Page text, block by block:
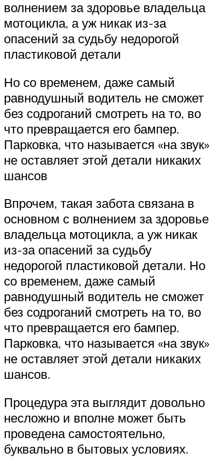
волнением за здоровье владельца
мотоцикла, а уж никак из-за
опасений за судьбу недорогой
пластиковой детали
Но со временем, даже самый
равнодушный водитель не сможет
без содроганий смотреть на то, во
что превращается его бампер.
Парковка, что называется «на звук»
не оставляет этой детали никаких
шансов
Впрочем, такая забота связана в
основном с волнением за здоровье
владельца мотоцикла, а уж никак
из-за опасений за судьбу
недорогой пластиковой детали. Но
со временем, даже самый
равнодушный водитель не сможет
без содроганий смотреть на то, во
что превращается его бампер.
Парковка, что называется «на звук»
не оставляет этой детали никаких
шансов.
Процедура эта выглядит довольно
несложно и вполне может быть
проведена самостоятельно,
буквально в бытовых условиях.